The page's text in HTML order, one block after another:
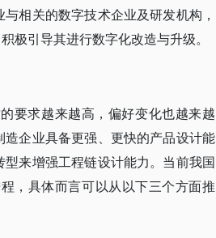
相关的数字技术企业及研发机构，
极引导其进行数字化改造与升级。
要求越来越高，偏好变化也越来越
企业具备更强、更快的产品设计能
来增强工程链设计能力。当前我国
，具体而言可以从以下三个方面推